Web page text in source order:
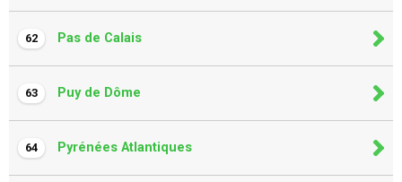
62 Pas de Calais
63 Puy de Dôme
64 Pyrénées Atlantiques